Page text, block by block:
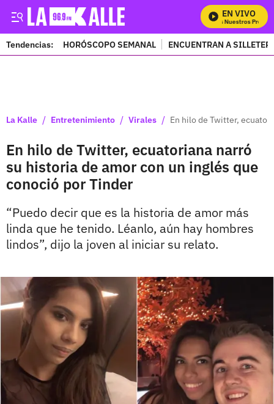
EN VIVO
Mira Todos Nuestros
Tendencias: HORÓSCOPO SEMANAL ENCUENTRAN A
La Kalle / Entretenimiento / Virales / En hilo de Twitter,
En hilo de Twitter, ecuatoriana narró
su historia de amor con un inglés que
conoció por Tinder
“Puedo decir que es la historia de amor más
linda que he tenido. Léanlo, aún hay hombres
lindos”, dijo la joven al iniciar su relato.